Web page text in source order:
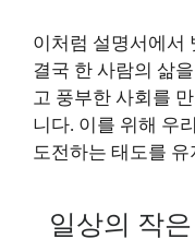
이처럼 설명서에서
결국 한 사람의 삶
고 풍부한 사회를
니다. 이를 위해 우
도전하는 태도를
일상의 작